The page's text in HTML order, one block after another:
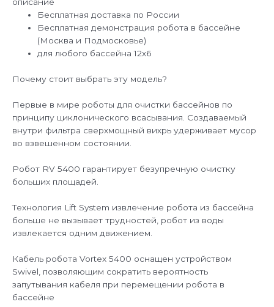
Бесплатная доставка по России
Бесплатная демонстрация робота в бассейне
(Москва и Подмосковье)
для любого бассейна 12х6
Почему стоит выбрать эту модель?
Первые в мире роботы для очистки бассейнов по
принципу циклонического всасывания. Создаваемый
внутри фильтра сверхмощный вихрь удерживает мусор
во взвешенном состоянии.
Робот RV 5400 гарантирует безупречную очистку
больших площадей.
Технология Lift System извлечение робота из бассейна
больше не вызывает трудностей, робот из воды
извлекается одним движением.
Кабель робота Vortex 5400 оснащен устройством
Swivel, позволяющим сократить вероятность
запутывания кабеля при перемещении робота в
бассейне